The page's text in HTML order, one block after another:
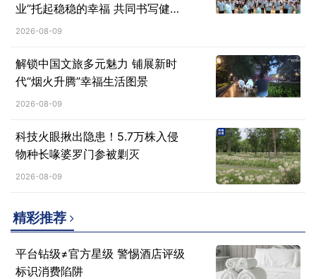
业”托起稳稳的幸福 共同书写健康
生活答卷
2026-08-09
解锁中国文旅多元魅力 铺展新时
代“烟火升腾”幸福生活图景
2026-08-09
科技火眼揪出隐患！5.7万株入侵
物种长喙婆罗门参被剿灭
2026-08-09
精彩推荐
平台钻级≠官方星级 警惕酒店评级
标识消费陷阱